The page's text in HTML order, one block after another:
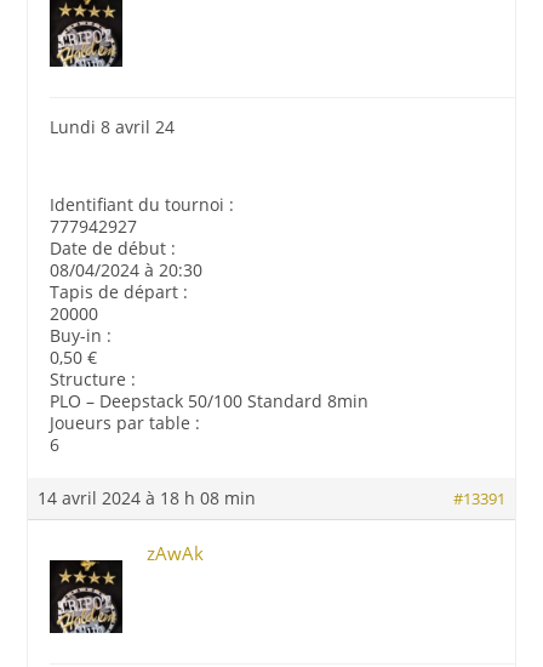
Lundi 8 avril 24
Identifiant du tournoi :
777942927
Date de début :
08/04/2024 à 20:30
Tapis de départ :
20000
Buy-in :
0,50 €
Structure :
PLO – Deepstack 50/100 Standard 8min
Joueurs par table :
6
14 avril 2024 à 18 h 08 min #13391
zAwAk